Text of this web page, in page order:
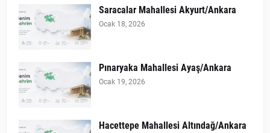
Saracalar Mahallesi Akyurt/Ankara
Ocak 18, 2026
Pınaryaka Mahallesi Ayaş/Ankara
Ocak 19, 2026
Hacettepe Mahallesi Altındağ/Ankara